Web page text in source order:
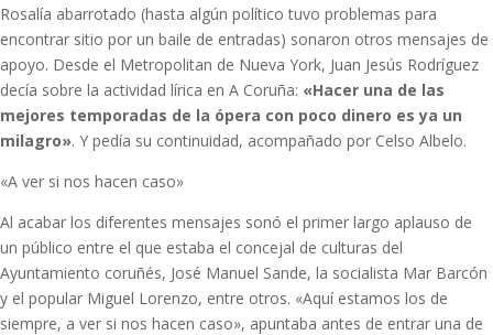
Rosalía abarrotado (hasta algún político tuvo problemas para
encontrar sitio por un baile de entradas) sonaron otros mensajes de
apoyo. Desde el Metropolitan de Nueva York, Juan Jesús Rodríguez
decía sobre la actividad lírica en A Coruña: «Hacer una de las
mejores temporadas de la ópera con poco dinero es ya un
milagro». Y pedía su continuidad, acompañado por Celso Albelo.
«A ver si nos hacen caso»
Al acabar los diferentes mensajes sonó el primer largo aplauso de
un público entre el que estaba el concejal de culturas del
Ayuntamiento coruñés, José Manuel Sande, la socialista Mar Barcón
y el popular Miguel Lorenzo, entre otros. «Aquí estamos los de
siempre, a ver si nos hacen caso», apuntaba antes de entrar una de